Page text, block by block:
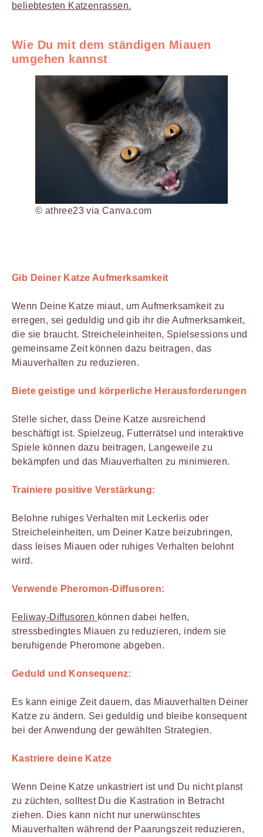
beliebtesten Katzenrassen.
Wie Du mit dem ständigen Miauen
umgehen kannst
© athree23 via Canva.com
Gib Deiner Katze Aufmerksamkeit
Wenn Deine Katze miaut, um Aufmerksamkeit zu
erregen, sei geduldig und gib ihr die Aufmerksamkeit,
die sie braucht. Streicheleinheiten, Spielsessions und
gemeinsame Zeit können dazu beitragen, das
Miauverhalten zu reduzieren.
Biete geistige und körperliche Herausforderungen
Stelle sicher, dass Deine Katze ausreichend
beschäftigt ist. Spielzeug, Futterrätsel und interaktive
Spiele können dazu beitragen, Langeweile zu
bekämpfen und das Miauverhalten zu minimieren.
Trainiere positive Verstärkung:
Belohne ruhiges Verhalten mit Leckerlis oder
Streicheleinheiten, um Deiner Katze beizubringen,
dass leises Miauen oder ruhiges Verhalten belohnt
wird.
Verwende Pheromon-Diffusoren:
Feliway-Diffusoren können dabei helfen,
stressbedingtes Miauen zu reduzieren, indem sie
beruhigende Pheromone abgeben.
Geduld und Konsequenz:
Es kann einige Zeit dauern, das Miauverhalten Deiner
Katze zu ändern. Sei geduldig und bleibe konsequent
bei der Anwendung der gewählten Strategien.
Kastriere deine Katze
Wenn Deine Katze unkastriert ist und Du nicht planst
zu züchten, solltest Du die Kastration in Betracht
ziehen. Dies kann nicht nur unerwünschtes
Miauverhalten während der Paarungszeit reduzieren,